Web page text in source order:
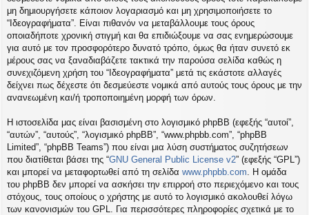
εις
μη δημιουργήσετε κάποιον λογαριασμό και μη χρησιμοποιήσετε το
“Ιδεογραφήματα”. Είναι πιθανόν να μεταβάλλουμε τους όρους
οποιαδήποτε χρονική στιγμή και θα επιδιώξουμε να σας ενημερώσουμε
για αυτό με τον προσφορότερο δυνατό τρόπο, όμως θα ήταν συνετό εκ
μέρους σας να ξαναδιαβάζετε τακτικά την παρούσα σελίδα καθώς η
συνεχιζόμενη χρήση του “Ιδεογραφήματα” μετά τις εκάστοτε αλλαγές
δείχνει πως δέχεστε ότι δεσμεύεστε νομικά από αυτούς τους όρους με την
ανανεωμένη και/ή τροποποιημένη μορφή των όρων.
Η ιστοσελίδα μας είναι βασισμένη στο λογισμικό phpBB (εφεξής “αυτοί”,
“αυτών”, “αυτούς”, “λογισμικό phpBB”, “www.phpbb.com”, “phpBB
Limited”, “phpBB Teams”) που είναι μια λύση συστήματος συζητήσεων
που διατίθεται βάσει της “GNU General Public License v2” (εφεξής “GPL”)
και μπορεί να μεταφορτωθεί από τη σελίδα www.phpbb.com . Η ομάδα
του phpBB δεν μπορεί να ασκήσει την επιρροή στο περιεχόμενο και τους
στόχους, τους οποίους ο χρήστης με αυτό το λογισμικό ακολουθεί λόγω
των κανονισμών του GPL. Για περισσότερες πληροφορίες σχετικά με το